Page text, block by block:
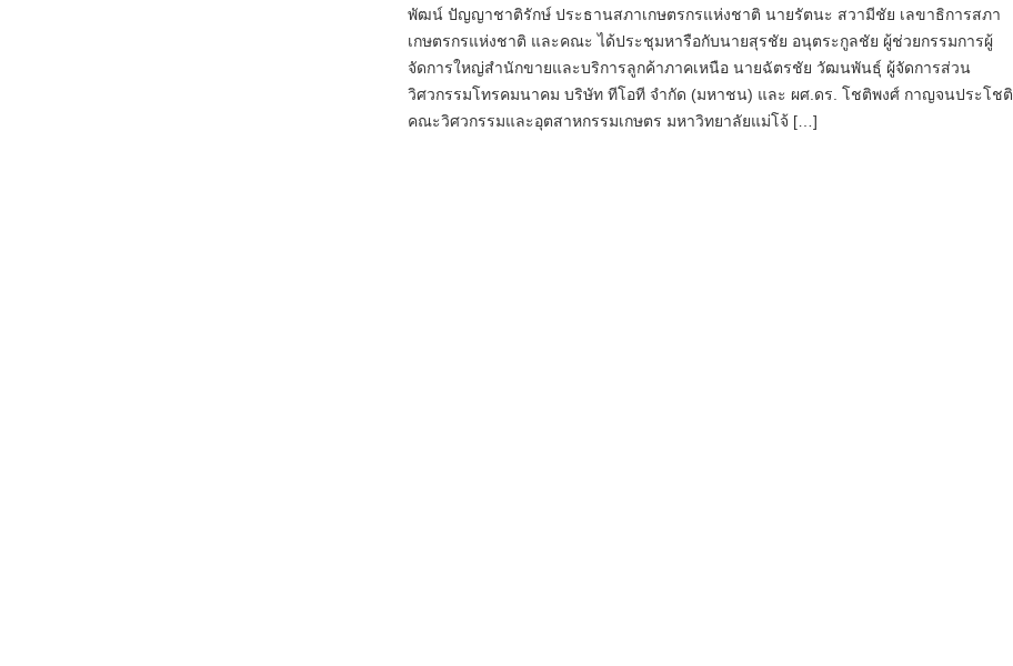
พัฒน์ ปัญญาชาติรักษ์ ประธานสภาเกษตรกรแห่งชาติ นายรัตนะ สวามีชัย เลขาธิการสภา
เกษตรกรแห่งชาติ และคณะ ได้ประชุมหารือกับนายสุรชัย อนุตระกูลชัย ผู้ช่วยกรรมการผู้
จัดการใหญ่สำนักขายและบริการลูกค้าภาคเหนือ นายฉัตรชัย วัฒนพันธุ์ ผู้จัดการส่วน
วิศวกรรมโทรคมนาคม บริษัท ทีโอที จำกัด (มหาชน) และ ผศ.ดร. โชติพงศ์ กาญจนประโชติ
คณะวิศวกรรมและอุตสาหกรรมเกษตร มหาวิทยาลัยแม่โจ้ […]